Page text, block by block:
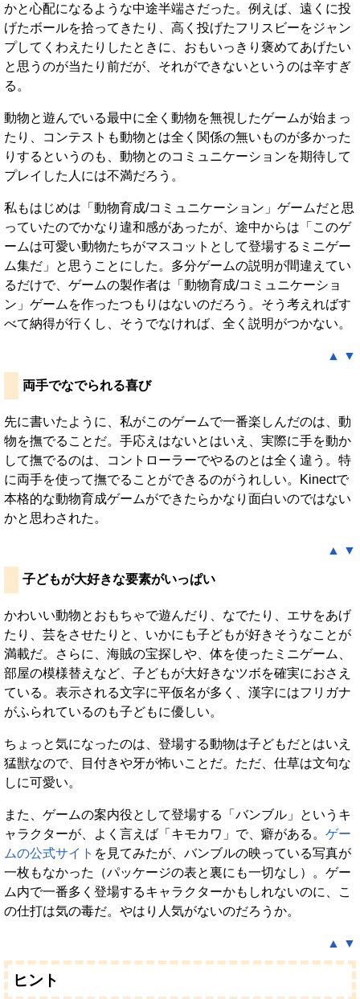
かと心配になるような中途半端さだった。例えば、遠くに投
げたボールを拾ってきたり、高く投げたフリスビーをジャン
プしてくわえたりしたときに、おもいっきり褒めてあげたい
と思うのが当たり前だが、それができないというのは辛すぎ
る。
動物と遊んでいる最中に全く動物を無視したゲームが始まっ
たり、コンテストも動物とは全く関係の無いものが多かった
りするというのも、動物とのコミュニケーションを期待して
プレイした人には不満だろう。
私もはじめは「動物育成/コミュニケーション」ゲームだと思
っていたのでかなり違和感があったが、途中からは「このゲ
ームは可愛い動物たちがマスコットとして登場するミニゲー
ム集だ」と思うことにした。多分ゲームの説明が間違えてい
るだけで、ゲームの製作者は「動物育成/コミュニケーショ
ン」ゲームを作ったつもりはないのだろう。そう考えればす
べて納得が行くし、そうでなければ、全く説明がつかない。
▲ ▼
両手でなでられる喜び
先に書いたように、私がこのゲームで一番楽しんだのは、動
物を撫でることだ。手応えはないとはいえ、実際に手を動か
して撫でるのは、コントローラーでやるのとは全く違う。特
に両手を使って撫でることができるのがうれしい。Kinectで
本格的な動物育成ゲームができたらかなり面白いのではない
かと思わされた。
▲ ▼
子どもが大好きな要素がいっぱい
かわいい動物とおもちゃで遊んだり、なでたり、エサをあげ
たり、芸をさせたりと、いかにも子どもが好きそうなことが
満載だ。さらに、海賊の宝探しや、体を使ったミニゲーム、
部屋の模様替えなど、子どもが大好きなツボを確実におさえ
ている。表示される文字に平仮名が多く、漢字にはフリガナ
がふられているのも子どもに優しい。
ちょっと気になったのは、登場する動物は子どもだとはいえ
猛獣なので、目付きや牙が怖いことだ。ただ、仕草は文句な
しに可愛い。
また、ゲームの案内役として登場する「バンブル」というキ
ャラクターが、よく言えば「キモカワ」で、癖がある。 ゲー
ムの公式サイト を見てみたが、バンブルの映っている写真が
一枚もなかった（パッケージの表と裏にも一切なし）。ゲー
ム内で一番多く登場するキャラクターかもしれないのに、こ
の仕打は気の毒だ。やはり人気がないのだろうか。
▲ ▼
ヒント